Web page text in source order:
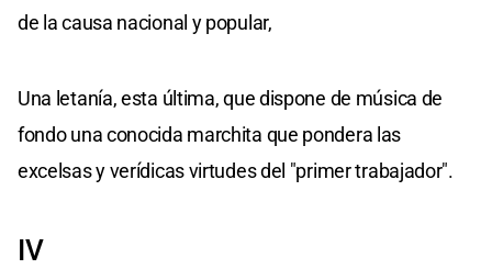
de la causa nacional y popular,
Una letanía, esta última, que dispone de música de
fondo una conocida marchita que pondera las
excelsas y verídicas virtudes del "primer trabajador".
IV